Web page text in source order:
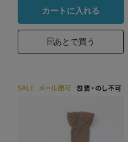
カートに入れる
あとで買う